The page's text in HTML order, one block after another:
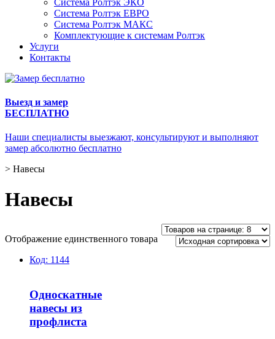
Система Ролтэк ЕВРО
Система Ролтэк МАКС
Комплектующие к системам Ролтэк
Услуги
Контакты
Выезд и замер
БЕСПЛАТНО
Наши специалисты выезжают, консультируют и выполняют
замер абсолютно бесплатно
> Навесы
Навесы
Отображение единственного товара
Код: 1144
Односкатные
навесы из
профлиста